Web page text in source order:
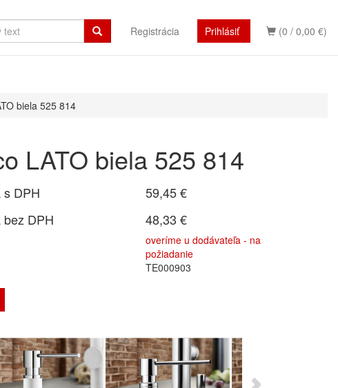
(0 / 0,00 €)
Registrácia Prihlásiť
biela 525 814
LATO biela 525 814
s DPH
59,45 €
DPH
48,33 €
overíme u dodávateľa - na
požiadanie
TE000903